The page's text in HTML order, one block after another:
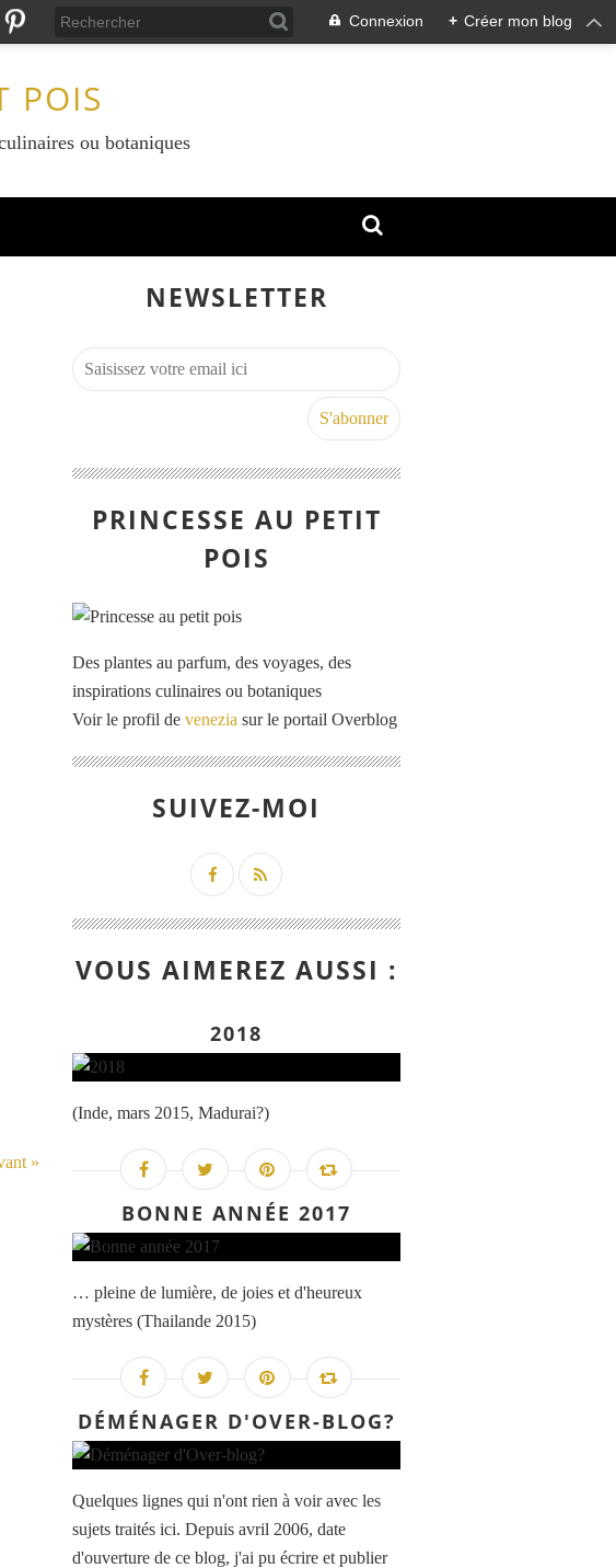
Connexion + Créer mon blog
POIS
ou botaniques
»
NEWSLETTER
PRINCESSE AU PETIT
POIS
Des plantes au parfum, des voyages, des
inspirations culinaires ou botaniques
Voir le profil de venezia sur le portail Overblog
SUIVEZ-MOI
VOUS AIMEREZ AUSSI :
2018
(Inde, mars 2015, Madurai?)
BONNE ANNÉE 2017
… pleine de lumière, de joies et d'heureux
mystères (Thailande 2015)
DÉMÉNAGER D'OVER-BLOG?
Quelques lignes qui n'ont rien à voir avec les
sujets traités ici. Depuis avril 2006, date
d'ouverture de ce blog, j'ai pu écrire et publier